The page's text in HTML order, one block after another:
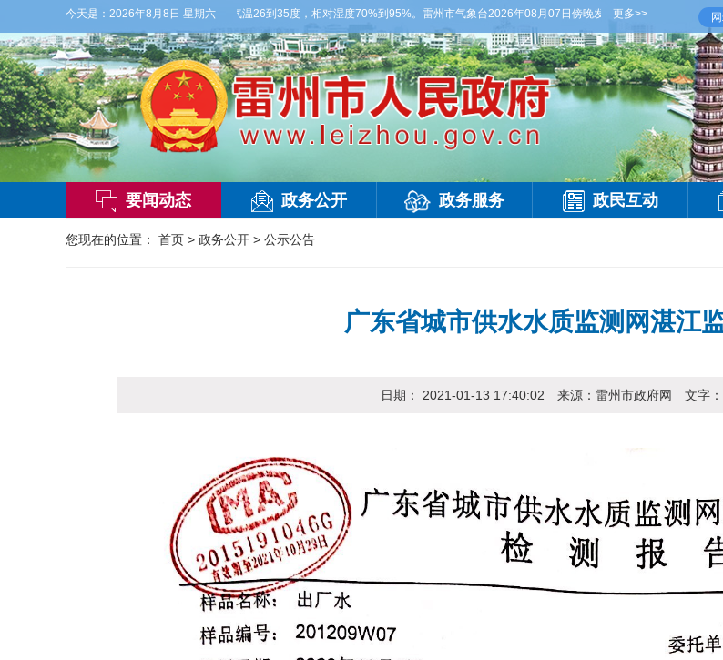
今天是： 2026年8月8日 星期六
，多云，局部有雷阵雨，偏西风2-3级，气温26到35度，相对湿度70%到95%。雷州市气象台2026年08月07日傍晚发布【雷州晚间天气】今晚到
更多>>
要闻动态 政务公开 政务服务 政民互动
您现在的位置： 首页 > 政务公开 > 公示公告
广东省城市供水水质监测网湛江
日期： 2021-01-13 17:40:02 来源： 雷州市政府网 文字